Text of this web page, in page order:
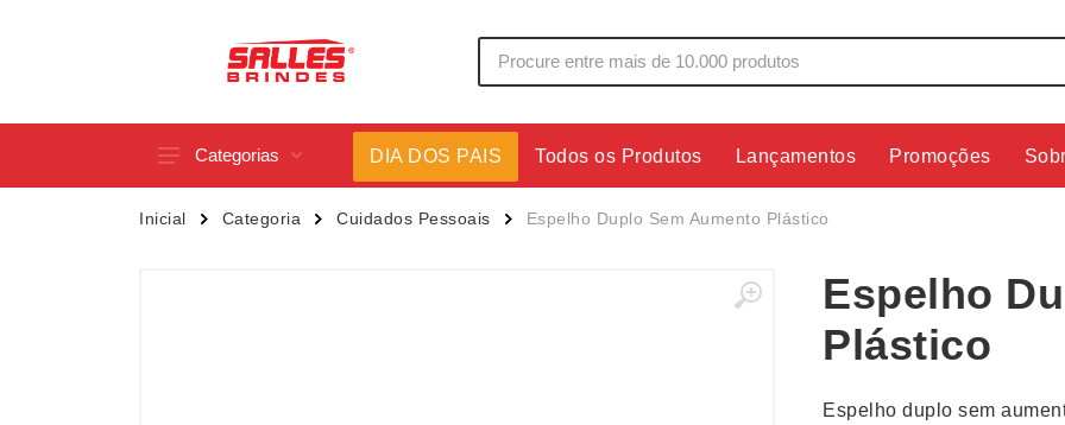
Categorias
Acessórios p/ Celular
Canecas
Copos
Cuidados Pessoais
Fones de
DIA DOS PAIS Todos os Produtos Lançamentos Promoções
Inicial Categoria Cuidados Pessoais Espelho Duplo Sem Aumento Plástico
Espelho
Plástico
Espelho duplo sem